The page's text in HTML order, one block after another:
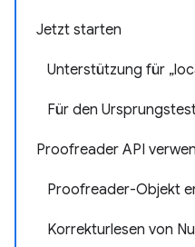
Jetzt starten
Unterstützung für
Für den
Proofreader API
Proofreader-Objekt
Korrekturlesen von